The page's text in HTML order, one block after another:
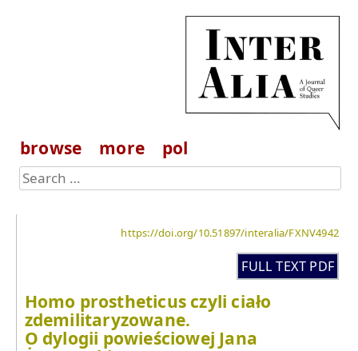
browse more pol
https://doi.org/10.51897/interalia/FXNV4942
FULL TEXT PDF
Homo prostheticus czyli ciało
zdemilitaryzowane.
O dylogii powieściowej Jana